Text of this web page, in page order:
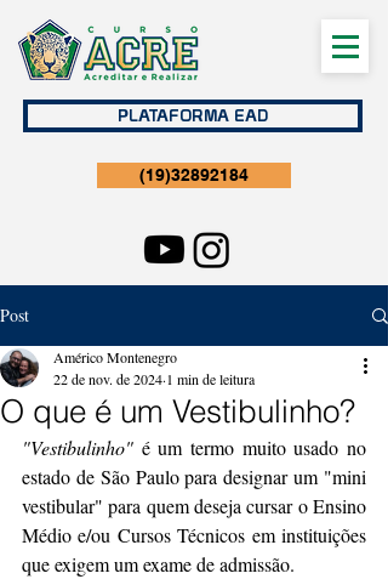
PLATAFORMA EAD
(19)32892184
Post
O que é um Vestibulinho?
Américo Montenegro
22 de nov. de 2024 1 min de leitura
"Vestibulinho" é um termo muito usado no
estado de São Paulo para designar um "mini
vestibular" para quem deseja cursar o Ensino
Médio e/ou Cursos Técnicos em instituições
que exigem um exame de admissão.